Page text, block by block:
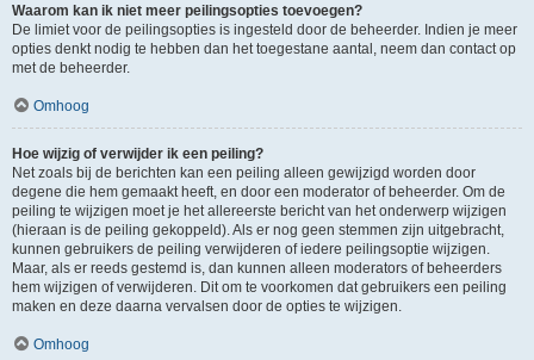
Waarom kan ik niet meer peilingsopties toevoegen?
De limiet voor de peilingsopties is ingesteld door de beheerder. Indien je meer
opties denkt nodig te hebben dan het toegestane aantal, neem dan contact op
met de beheerder.
Omhoog
Hoe wijzig of verwijder ik een peiling?
Net zoals bij de berichten kan een peiling alleen gewijzigd worden door
degene die hem gemaakt heeft, en door een moderator of beheerder. Om de
peiling te wijzigen moet je het allereerste bericht van het onderwerp wijzigen
(hieraan is de peiling gekoppeld). Als er nog geen stemmen zijn uitgebracht,
kunnen gebruikers de peiling verwijderen of iedere peilingsoptie wijzigen.
Maar, als er reeds gestemd is, dan kunnen alleen moderators of beheerders
hem wijzigen of verwijderen. Dit om te voorkomen dat gebruikers een peiling
maken en deze daarna vervalsen door de opties te wijzigen.
Omhoog